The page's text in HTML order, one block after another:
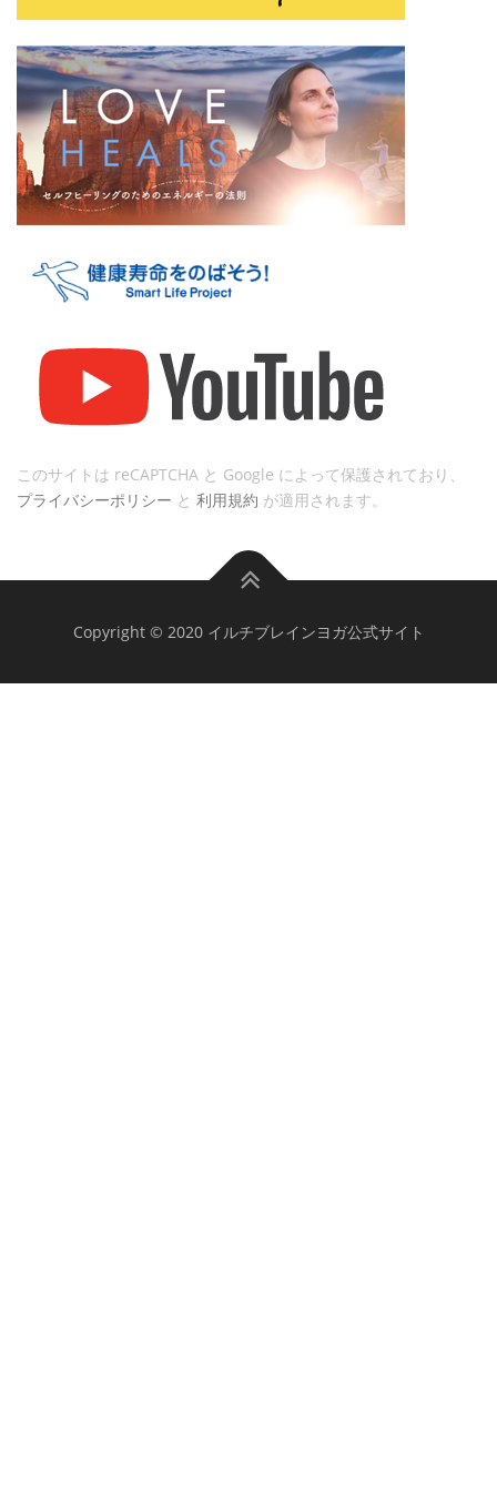
このサイトは reCAPTCHA と Google によって保護されており、
プライバシーポリシー と 利用規約 が適用されます。
Copyright © 2020 イルチブレインヨガ公式サイト